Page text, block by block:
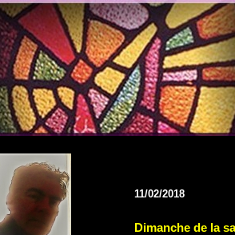
11/02/2018
Dimanche de la